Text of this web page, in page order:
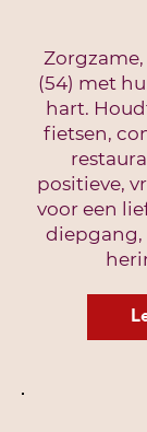
(54) met
hart.
fietsen,
positieve,
voor een
diepgang,